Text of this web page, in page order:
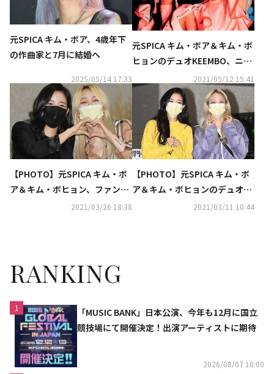
元SPICA キム・ボア、4歳年下
の作曲家と7月に結婚へ
2025/05/14 17:33
元SPICA キム・ボア＆キム・ボ
ヒョンのデュオKEEMBO、ニュ
ーシングル「WHATEVER」が5
月13日に発売決定！
2021/05/12 15:41
【PHOTO】元SPICA キム・ボ
ア＆キム・ボヒョン、ファン・
チヨルら「大韓外国人」の収録
2021/03/26 18:38
【PHOTO】元SPICA キム・ボ
ア＆キム・ボヒョンのデュオKE
EMBO「SHOW CHAMPION」の
2021/03/11 10:44
RANKING
1
「MUSIC BANK」日本公演、今年も12月に国立
競技場にて開催決定！出演アーティストに期待
2026/08/07 10:00